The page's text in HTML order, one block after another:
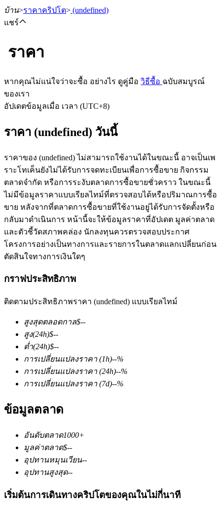
ฟิวเจอร์ส USDT
ฟิวเจอร์สที่ใช้ USDT เป็นหลักประกัน
ฟิวเจอร์ส COIN-M
ฟิวเจอร์สสกุลเงินดิจิทัล
TradFi
อนุพันธ์ของหุ้น ฟอเร็กซ์ โลหะมีค่า และสินค้าโภคภัณฑ์
บ้าน>ราคาคริปโต> (undefined)
แชร์
ราคา
หากคุณไม่แน่ใจว่าจะซื้อ อย่างไร ดูคู่มือ วิธีซื้อ ฉบับสมบูรณ์
ของเรา
อัปเดตข้อมูลเมื่อ เวลา (UTC+8)
ราคา (undefined) วันนี้
ราคาของ (undefined) ไม่สามารถใช้งานได้ในขณะนี้ อาจเป็นเพ
ราะโทเค็นยังไม่ได้รับการจดทะเบียนเพื่อการซื้อขาย กิจกรรม
ตลาดจำกัด หรือการระงับตลาดการซื้อขายชั่วคราว ในขณะนี้
ไม่มีข้อมูลราคาแบบเรียลไทม์ที่ตรวจสอบได้หรือปริมาณการซื้อ
ขาย หลังจากที่ตลาดการซื้อขายที่ใช้งานอยู่ได้รับการจัดตั้งหรือ
กลับมาดำเนินการ หน้านี้จะให้ข้อมูลราคาที่อัปเดต มูลค่าตลาด
และตัวชี้วัดสภาพคล่อง นักลงทุนควรตรวจสอบประกาศ
โครงการอย่างเป็นทางการและรายการในตลาดแลกเปลี่ยนก่อน
ตัดสินใจทางการเงินใดๆ
กราฟประสิทธิภาพ
ติดตามประสิทธิภาพราคา (undefined) แบบเรียลไทม์
สูงสุดตลอดกาล$--
สูง(24h)$--
ต่ำ(24h)$--
การเปลี่ยนแปลงราคา (1h)--%
การเปลี่ยนแปลงราคา (24h)--%
การเปลี่ยนแปลงราคา (7d)--%
ข้อมูลตลาด
อันดับตลาด1000+
มูลค่าตลาด$--
อุปทานหมุนเวียน--
อุปทานสูงสุด--
เริ่มต้นการเดินทางคริปโตของคุณในไม่กี่นาที